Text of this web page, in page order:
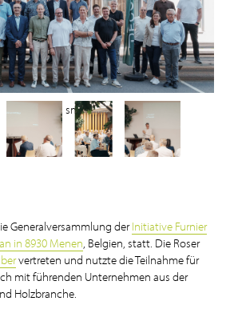
small small small
Generalversammlung derInitiative Furnier
in 8930 Menen, Belgien, statt. Die Roser
vertreten und nutzte die Teilnahme für
mit führenden Unternehmen aus der
Holzbranche.